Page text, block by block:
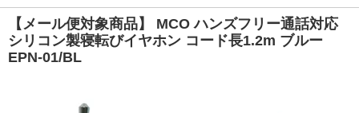
【メール便対象商品】 MCO ハンズフリー通話対応
シリコン製寝転びイヤホン コード長1.2m ブルー
EPN-01/BL